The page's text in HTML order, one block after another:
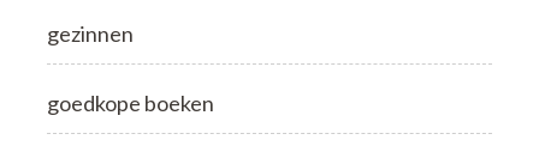
gezinnen
goedkope boeken